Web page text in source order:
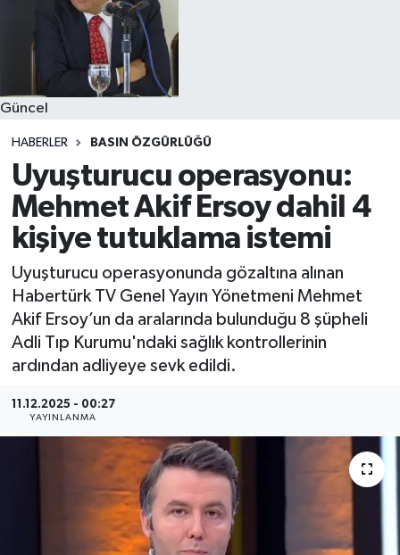
Güncel
HABERLER BASIN ÖZGÜRLÜĞÜ
Uyuşturucu operasyonu:
Mehmet Akif Ersoy dahil 4
kişiye tutuklama istemi
Uyuşturucu operasyonunda gözaltına alınan
Habertürk TV Genel Yayın Yönetmeni Mehmet
Akif Ersoy’un da aralarında bulunduğu 8 şüpheli
Adli Tıp Kurumu'ndaki sağlık kontrollerinin
ardından adliyeye sevk edildi.
11.12.2025 - 00:27
YAYINLANMA